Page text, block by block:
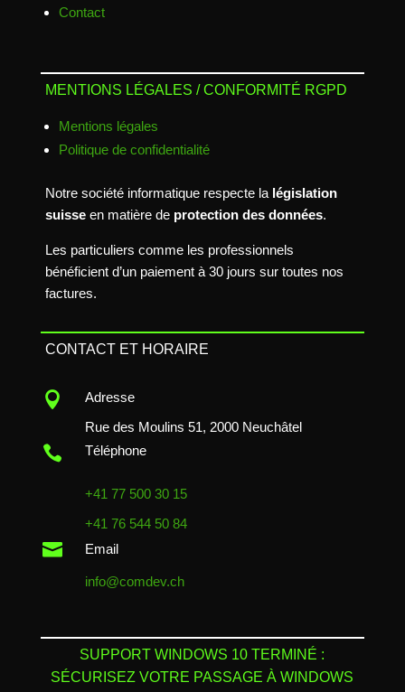
Contact
MENTIONS LÉGALES / CONFORMITÉ RGPD
Mentions légales
Politique de confidentialité
Notre société informatique respecte la législation
suisseen matière de protection des données.
Les particuliers comme les professionnels
bénéficient d’un paiement à 30 jours sur toutes nos
factures.
CONTACT ET HORAIRE

Adresse
Rue des Moulins 51, 2000 Neuchâtel
 Téléphone
+41 77 500 30 15
+41 76 544 50 84
 Email
info@comdev.ch
SUPPORT WINDOWS 10 TERMINÉ :
SÉCURISEZ VOTRE PASSAGE À WINDOWS